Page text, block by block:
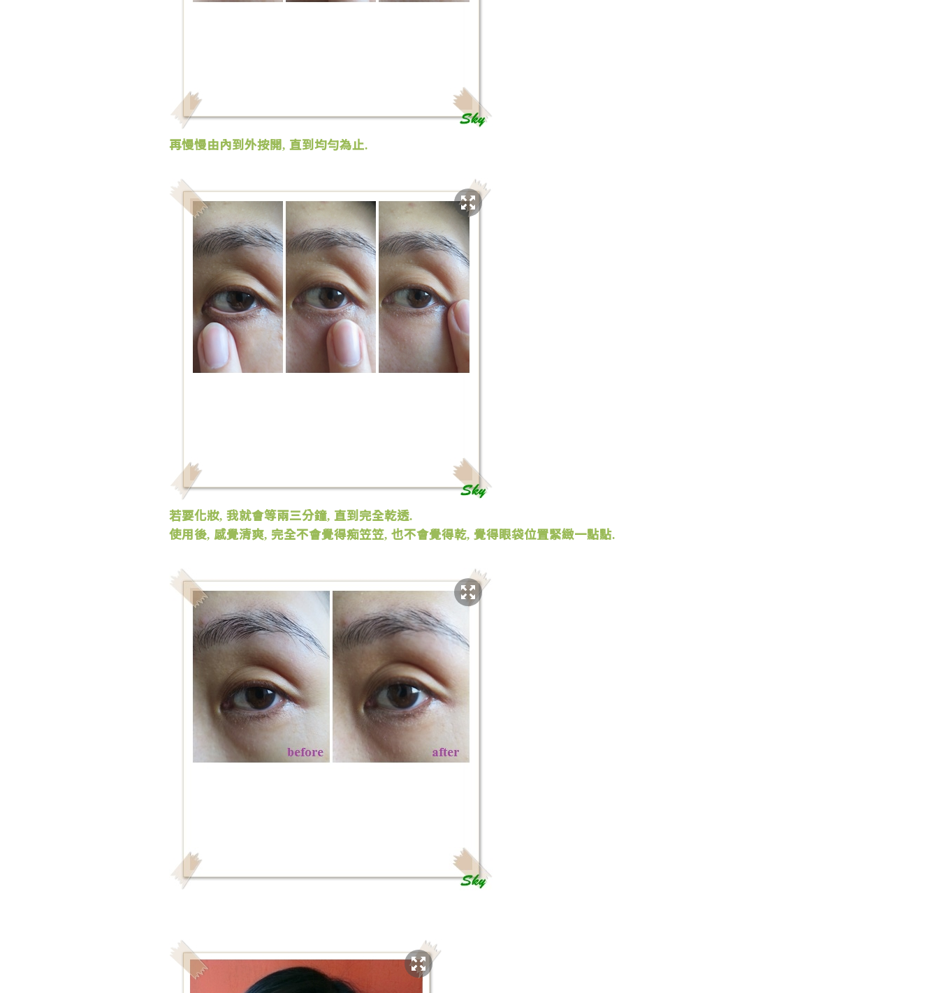
再慢慢由內到外按開, 直到均勻為止.
若要化妝, 我就會等兩三分鐘, 直到完全乾透.
使用後, 感覺清爽, 完全不會覺得痴笠笠, 也不會覺得乾, 覺得眼袋位置緊緻一點點.